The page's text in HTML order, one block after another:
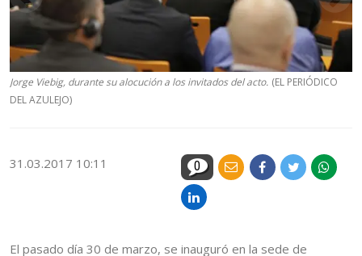
Jorge Viebig, durante su alocución a los invitados del acto. (EL PERIÓDICO
DEL AZULEJO)
31.03.2017 10:11 0
El pasado día 30 de marzo, se inauguró en la sede de